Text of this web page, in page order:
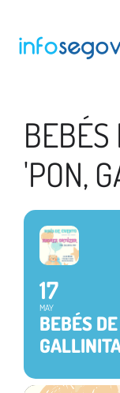
BEBÉS
'PON,
17
MAY
BEBÉS